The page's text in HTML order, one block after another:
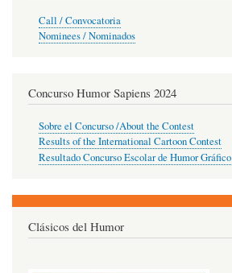
Call / Convocatoria
Nominees / Nominados
Concurso Humor Sapiens 2024
Sobre el Concurso /About the Contest
Results of the International Cartoon Contest
Resultado Concurso Escolar de Humor Gráfico
Clásicos del Humor